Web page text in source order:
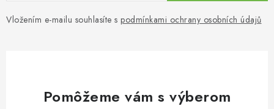
Vložením e-mailu souhlasíte s podmínkami ochrany osobních údajů
Pomôžeme vám s výberom